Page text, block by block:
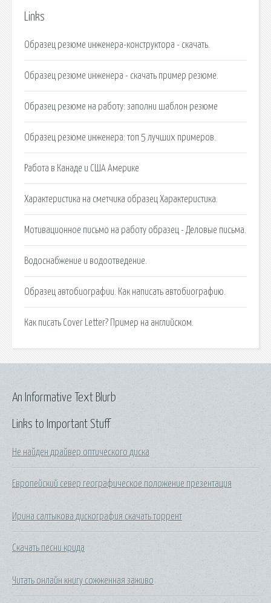
Links
Образец резюме инженера-конструктора - скачать.
Образец резюме инженера - скачать пример резюме.
Образец резюме на работу: заполни шаблон резюме
Образец резюме инженера: топ 5 лучших примеров.
Работа в Канаде и США Америке
Характеристика на сметчика образец Характеристика.
Мотивационное письмо на работу образец - Деловые письма.
Водоснабжение и водоотведение.
Образец автобиографии. Как написать автобиографию.
Как писать Cover Letter? Пример на английском.
Links to Important Stuff
Не найден драйвер оптического диска
Европейский север географическое положение презентация
Ирина салтыкова дискография скачать торрент
Скачать песни крида
Читать онлайн книгу сожженная заживо
An Informative Text Blurb